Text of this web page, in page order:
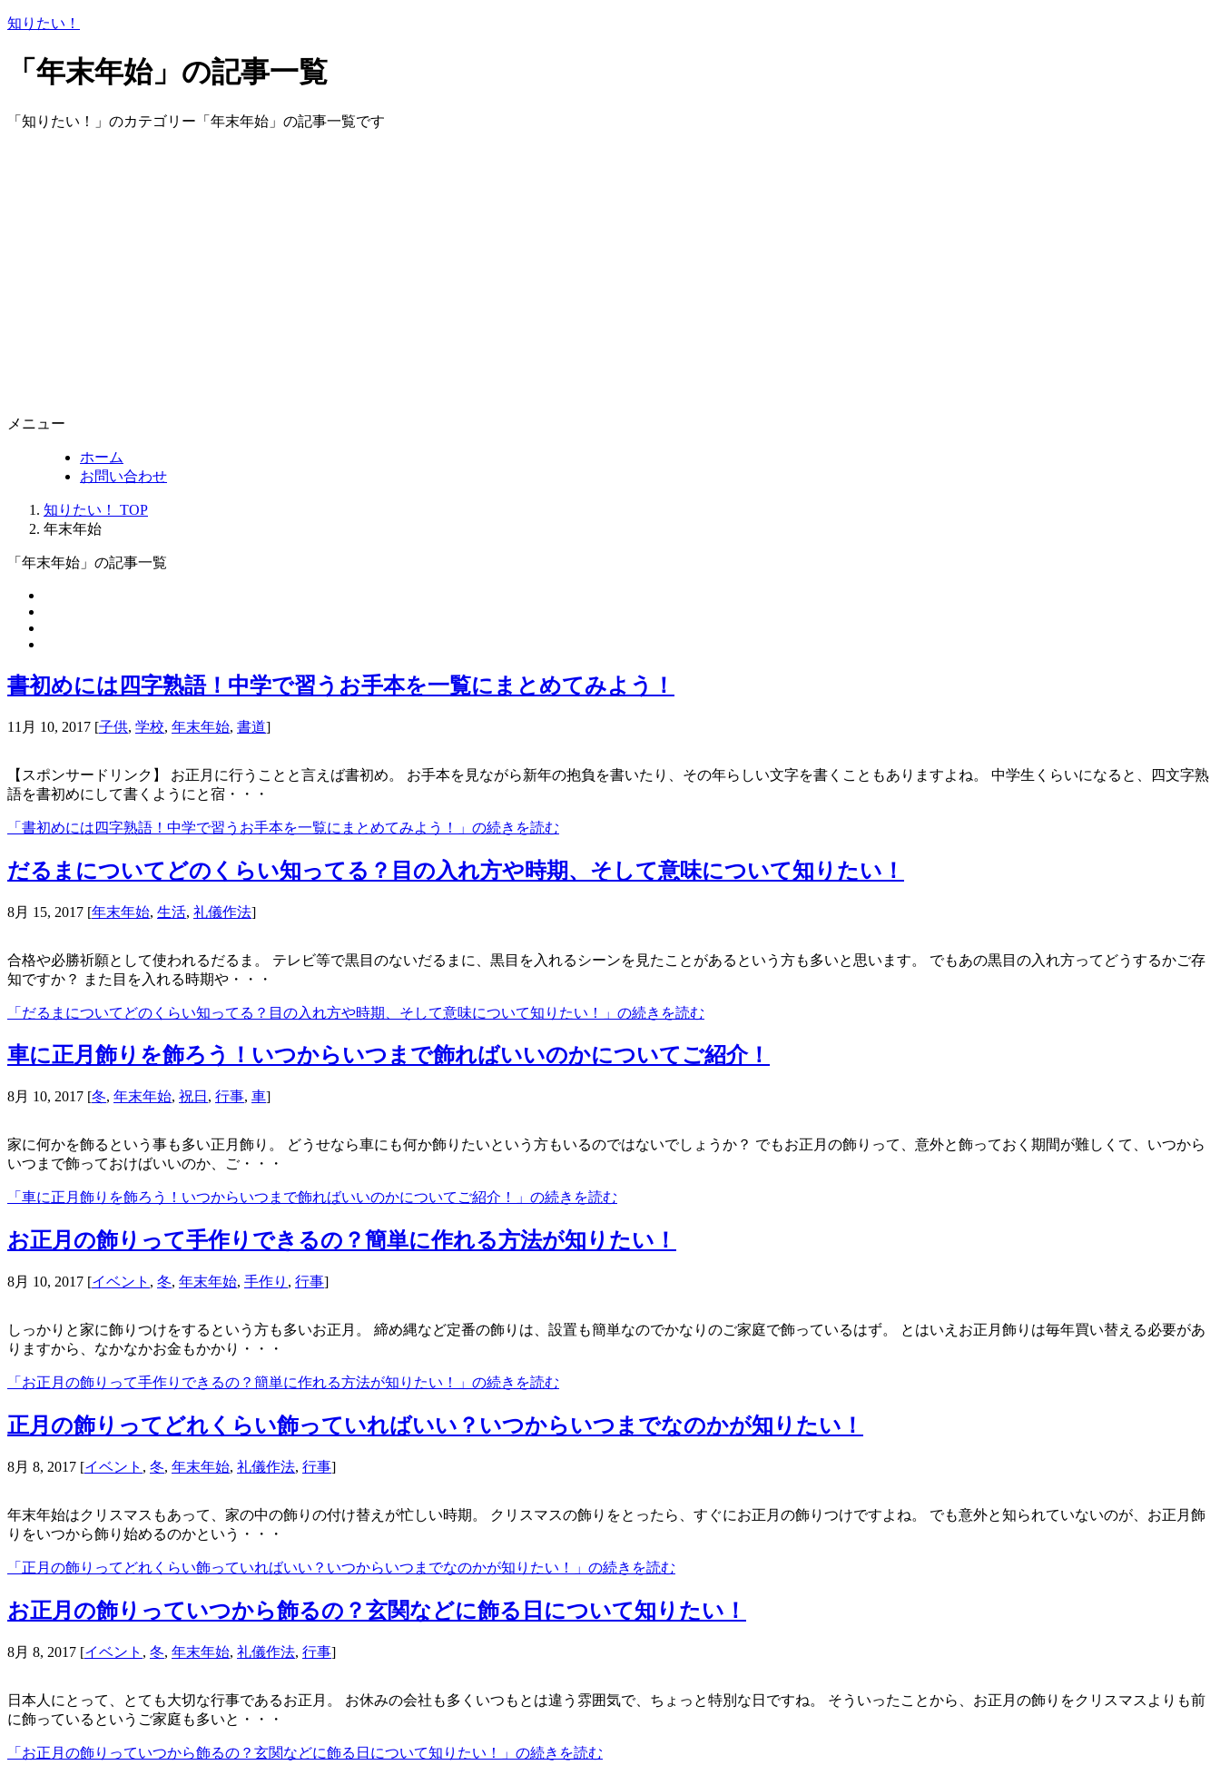
知りたい！
「年末年始」の記事一覧
「知りたい！」のカテゴリー「年末年始」の記事一覧です
メニュー
ホーム
お問い合わせ
知りたい！ TOP
年末年始
「年末年始」の記事一覧
書初めには四字熟語！中学で習うお手本を一覧にまとめてみよう！
11月 10, 2017 [子供, 学校, 年末年始, 書道]
【スポンサードリンク】 お正月に行うことと言えば書初め。 お手本を見ながら新年の抱負を書いたり、その年らしい文字を書くこともありますよね。 中学生くらいになると、四文字熟
語を書初めにして書くようにと宿・・・
「書初めには四字熟語！中学で習うお手本を一覧にまとめてみよう！」の続きを読む
だるまについてどのくらい知ってる？目の入れ方や時期、そして意味について知りたい！
8月 15, 2017 [年末年始, 生活, 礼儀作法]
合格や必勝祈願として使われるだるま。 テレビ等で黒目のないだるまに、黒目を入れるシーンを見たことがあるという方も多いと思います。 でもあの黒目の入れ方ってどうするかご存
知ですか？ また目を入れる時期や・・・
「だるまについてどのくらい知ってる？目の入れ方や時期、そして意味について知りたい！」の続きを読む
車に正月飾りを飾ろう！いつからいつまで飾ればいいのかについてご紹介！
8月 10, 2017 [冬, 年末年始, 祝日 , 行事, 車]
家に何かを飾るという事も多い正月飾り。 どうせなら車にも何か飾りたいという方もいるのではないでしょうか？ でもお正月の飾りって、意外と飾っておく期間が難しくて、いつから
いつまで飾っておけばいいのか、ご・・・
「車に正月飾りを飾ろう！いつからいつまで飾ればいいのかについてご紹介！」の続きを読む
お正月の飾りって手作りできるの？簡単に作れる方法が知りたい！
8月 10, 2017 [イベント , 冬, 年末年始, 手作り , 行事]
しっかりと家に飾りつけをするという方も多いお正月。 締め縄など定番の飾りは、設置も簡単なのでかなりのご家庭で飾っているはず。 とはいえお正月飾りは毎年買い替える必要があ
りますから、なかなかお金もかかり・・・
「お正月の飾りって手作りできるの？簡単に作れる方法が知りたい！」の続きを読む
正月の飾りってどれくらい飾っていればいい？いつからいつまでなのかが知りたい！
8月 8, 2017 [イベント , 冬, 年末年始, 礼儀作法, 行事]
年末年始はクリスマスもあって、家の中の飾りの付け替えが忙しい時期。 クリスマスの飾りをとったら、すぐにお正月の飾りつけですよね。 でも意外と知られていないのが、お正月飾
りをいつから飾り始めるのかという・・・
「正月の飾りってどれくらい飾っていればいい？いつからいつまでなのかが知りたい！」の続きを読む
お正月の飾りっていつから飾るの？玄関などに飾る日について知りたい！
8月 8, 2017 [イベント , 冬, 年末年始, 礼儀作法, 行事]
日本人にとって、とても大切な行事であるお正月。 お休みの会社も多くいつもとは違う雰囲気で、ちょっと特別な日ですね。 そういったことから、お正月の飾りをクリスマスよりも前
に飾っているというご家庭も多いと・・・
「お正月の飾りっていつから飾るの？玄関などに飾る日について知りたい！」の続きを読む